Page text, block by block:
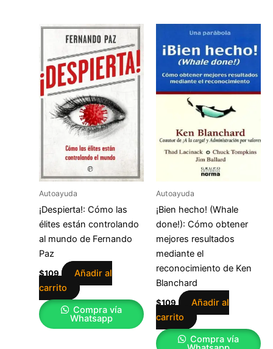
Autoayuda
¡Despierta!: Cómo las
élites están controlando
al mundo de Fernando
Paz
$109
Añadir al
carrito
Compra vía
Whatsapp
Autoayuda
¡Bien hecho! (Whale
done!): Cómo obtener
mejores resultados
mediante el
reconocimiento de Ken
Blanchard
$109
Añadir al
carrito
Compra vía